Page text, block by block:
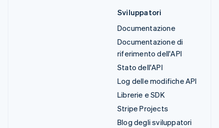
Sviluppatori
Documentazione
Documentazione di
riferimento dell'API
Stato dell'API
Log delle modifiche API
Librerie e SDK
Stripe Projects
Blog degli sviluppatori